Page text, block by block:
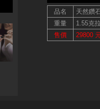
品名
天然鑽
重量
1.55克
售價
29800